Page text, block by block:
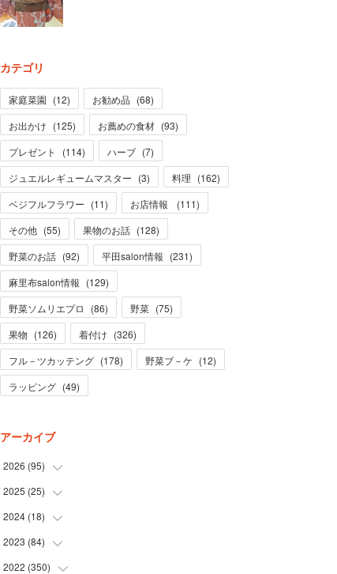
カテゴリ
家庭菜園 (12) お勧め品 (68)
お出かけ (125) お薦めの食材 (93)
プレゼント
(114) ハーブ (7)
ジュエルレギュームマスター (3) 料理 (162)
ベジフルフラワー (11) お店情報 (111)
その他 (55) 果物のお話 (128)
野菜のお話 (92) 平田salon情報 (231)
麻里布salon情報 (129)
野菜ソムリエプロ
(86) 野菜 (75)
果物 (126) 着付け (326)
フル－ツカッテング (178) 野菜ブ－ケ (12)
ラッピング (49)
アーカイブ
2026 (95)
(5
(31
)
(28
)
(31
2025 (25)
(3
(19
)
(1)
2024 (18)
(1
(12
2023 (84)
(1)
2022 (350)